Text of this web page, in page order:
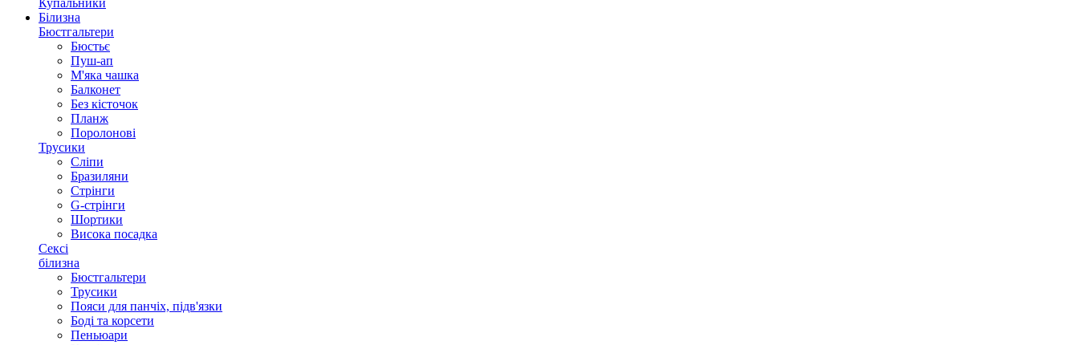
Купальники
Білизна
Бюстгальтери
Бюстьє
Пуш-ап
М'яка чашка
Балконет
Без кісточок
Планж
Поролонові
Трусики
Сліпи
Бразиляни
Стрінги
G-стрінги
Шортики
Висока посадка
Сексі
білизна
Бюстгальтери
Трусики
Пояси для панчіх, підв'язки
Боді та корсети
Пеньюари